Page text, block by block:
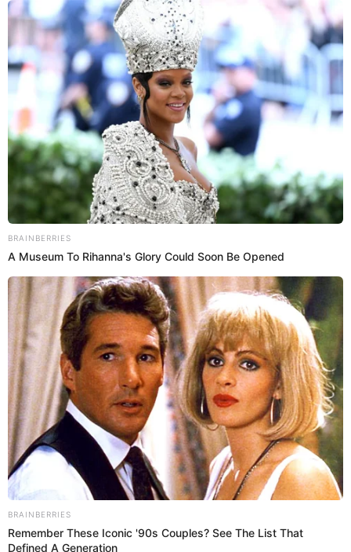
14 Ago 2025 | 12:29 h
Increíble historia: desapareció siendo un niño y,
21 años después, aparece caminando solo en
selva peruana
Una familia cajamarquina recuperó la esperanza que nunca perdió:
su hijo, desaparecido desde 2003, está vivo. ¿Qué pasó y cómo fue
localizado en plena selva?
Flavia Paredes
Desaparecido